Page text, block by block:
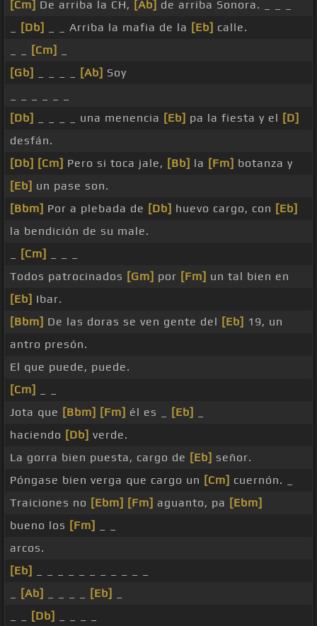
[Cm] De arriba la CH, [Ab] de arriba Sonora. _ _ _
[Db] _ _ Arriba la mafia de la [Eb] calle.
[Cm]
[Gb]
[Ab] Soy
[Db]
_ _ _ _ una menencia [Eb] pa la fiesta y el [D]
desfán.
[Db] [Cm] Pero si toca jale, [Bb] la [Fm] botanza y
[Eb] un pase son.
[Bbm] Por a plebada de [Db] huevo cargo, con [Eb]
la bendición de su male.
[Cm]
Todos patrocinados [Gm] por [Fm] un tal bien en
[Eb] Ibar.
[Bbm] De las doras se ven gente del [Eb] 19, un
antro presón.
El que puede, puede.
[Cm]
Jota que [Bbm] [Fm] él es _ [Eb]
haciendo [Db] verde.
La gorra bien puesta, cargo de [Eb] señor.
Póngase bien verga que cargo un [Cm] cuernón. _
Traiciones no [Ebm] [Fm] aguanto, pa [Ebm]
bueno los [Fm]
arcos.
[Eb]
[Ab] [Eb]
[Db]